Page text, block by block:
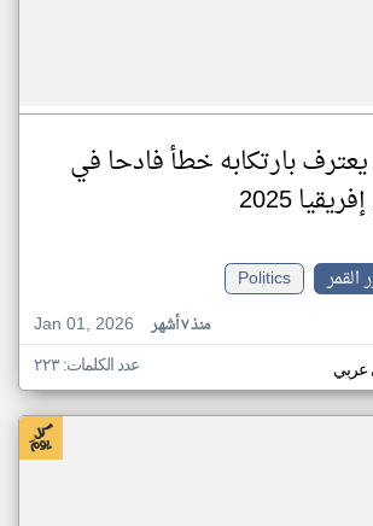
بارتكابه خطأ فادحا في
2025
القمر
Politics
Jan 01, 2026
منذ ٧ أشهر
عربي عدد الكلمات: ٢٢٣